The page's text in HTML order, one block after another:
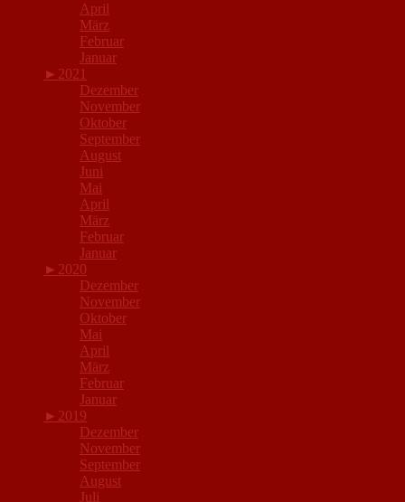
April
März
Februar
Januar
► 2021
Dezember
November
Oktober
September
August
Juni
Mai
April
März
Februar
Januar
► 2020
Dezember
November
Oktober
Mai
April
März
Februar
Januar
► 2019
Dezember
November
September
August
Juli